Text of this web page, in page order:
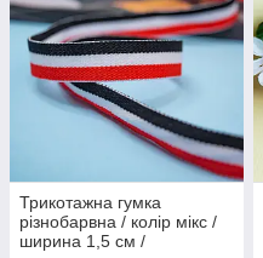
Трикотажна гумка
різнобарвна / колір мікс /
ширина 1,5 см /